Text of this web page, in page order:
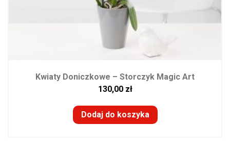
Kwiaty Doniczkowe – Storczyk Magic Art
130,00 zł
Dodaj do koszyka